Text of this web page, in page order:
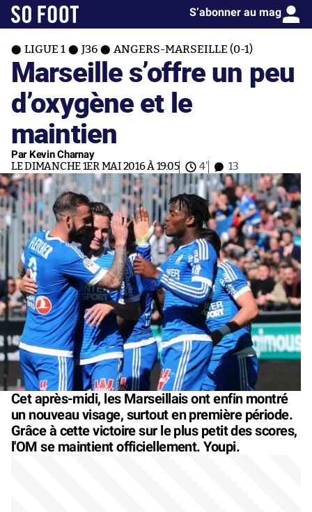
S’abonner au mag
LIGUE 1 J36 ANGERS-MARSEILLE (0-1)
Marseille s’offre un peu
d’oxygène et le
maintien
Par Kevin Charnay
LE DIMANCHE 1ER MAI 2016 À 19:05 4' 13
Cet après-midi, les Marseillais ont enfin montré
un nouveau visage, surtout en première période.
Grâce à cette victoire sur le plus petit des scores,
l'OM se maintient officiellement. Youpi.